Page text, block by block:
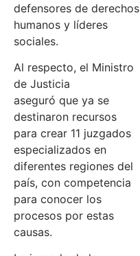
defensores de derechos
humanos y líderes
sociales.
Al respecto, el Ministro
de Justicia
aseguró que ya se
destinaron recursos
para crear 11 juzgados
especializados en
diferentes regiones del
país, con competencia
para conocer los
procesos por estas
causas.